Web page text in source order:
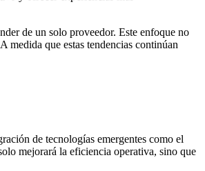
de un solo proveedor. Este enfoque no
medida que estas tendencias continúan
de tecnologías emergentes como el
mejorará la eficiencia operativa, sino que